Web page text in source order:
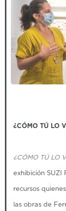
¿CÓMO TÚ LO
¿CÓMO TÚ LO
exhibición SUZI
recursos
las obras de